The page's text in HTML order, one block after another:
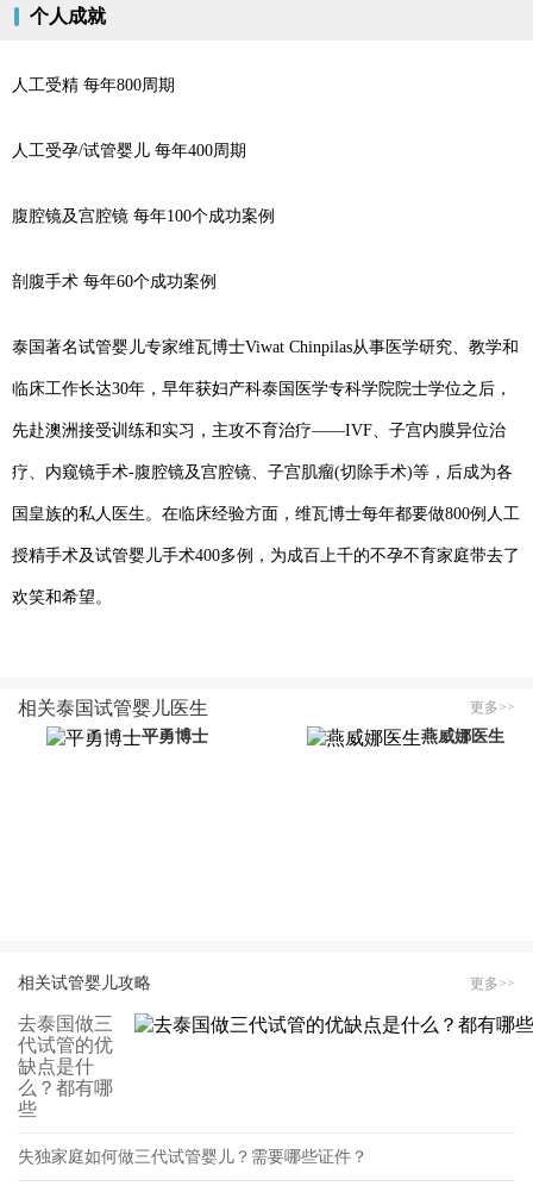
个人成就
人工受精 每年800周期
人工受孕/试管婴儿 每年400周期
腹腔镜及宫腔镜 每年100个成功案例
剖腹手术 每年60个成功案例
泰国著名试管婴儿专家维瓦博士Viwat Chinpilas从事医学研究、教学和
临床工作长达30年，早年获妇产科泰国医学专科学院院士学位之后，
先赴澳洲接受训练和实习，主攻不育治疗——IVF、子宫内膜异位治
疗、内窥镜手术-腹腔镜及宫腔镜、子宫肌瘤(切除手术)等，后成为各
国皇族的私人医生。在临床经验方面，维瓦博士每年都要做800例人工
授精手术及试管婴儿手术400多例，为成百上千的不孕不育家庭带去了
欢笑和希望。
相关泰国试管婴儿医生 更多>>
平勇博士 燕威娜医生
相关试管婴儿攻略 更多>>
去泰国做三
代试管的优
缺点是什
么？都有哪
些
失独家庭如何做三代试管婴儿？需要哪些证件？